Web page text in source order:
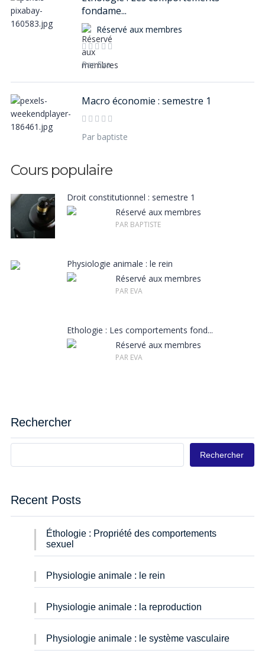
fondame...
Réservé aux membres
Par Eva
Macro économie : semestre 1
Par baptiste
Droit constitutionnel : semestre 1
Réservé aux membres
PAR BAPTISTE
Physiologie animale : le rein
Réservé aux membres
PAR EVA
Ethologie : Les comportements fond...
Réservé aux membres
PAR EVA
Rechercher
Rechercher
Recent Posts
Éthologie : Propriété des comportements
sexuel
Physiologie animale : le rein
Physiologie animale : la reproduction
Physiologie animale : le système vasculaire